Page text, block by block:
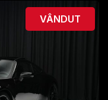
VÂNDUT